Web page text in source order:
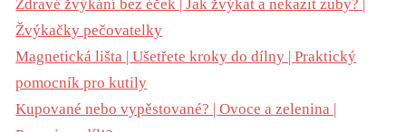
Zdravé žvýkání bez éček | Jak žvýkat a nekazit zuby? |
Žvýkačky pečovatelky
Magnetická lišta | Ušetřete kroky do dílny | Praktický
pomocník pro kutily
Kupované nebo vypěstované? | Ovoce a zelenina |